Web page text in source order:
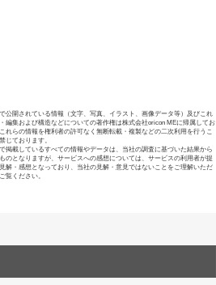
公開されている情報（文字、写真、イラスト、画像データ等）及びこれ
編集および構造などについての著作権は株式会社oricon MEに帰属してお
れらの情報を権利者の許可なく無断転載・複製などの二次利用を行うこ
じております。
掲載しているすべての情報やデータは、当社の調査に基づいた結果から
のとなりますが、サービスへの感想については、サービスの利用者が提
解・感想となっており、当社の見解・意見ではないことをご理解いただ
覧ください。